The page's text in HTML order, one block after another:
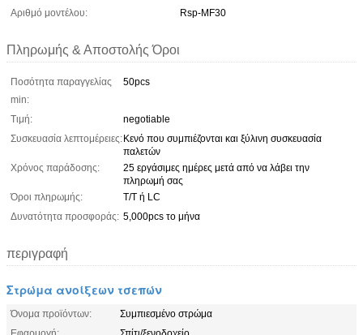
Αριθμό μοντέλου:
Rsp-MF30
Πληρωμής & Αποστολής Όροι
Ποσότητα παραγγελίας
min:
50pcs
Τιμή:
negotiable
Συσκευασία λεπτομέρειες:Κενό που συμπιέζονται και ξύλινη συσκευασία
παλετών
Χρόνος παράδοσης:
25 εργάσιμες ημέρες μετά από να λάβει την
πληρωμή σας
Όροι πληρωμής:
T/T ή LC
Δυνατότητα προσφοράς: 5,000pcs το μήνα
περιγραφή
Στρώμα ανοίξεων τσεπών
Όνομα προϊόντων:
Συμπιεσμένο στρώμα